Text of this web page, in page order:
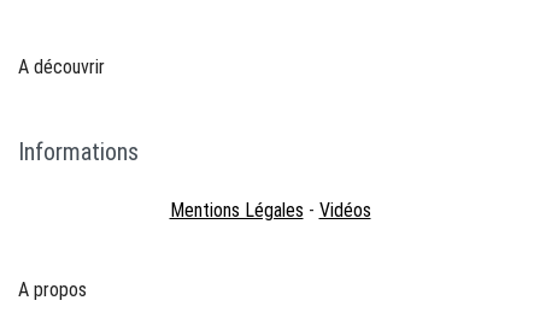
A découvrir
Informations
Mentions Légales - Vidéos
A propos